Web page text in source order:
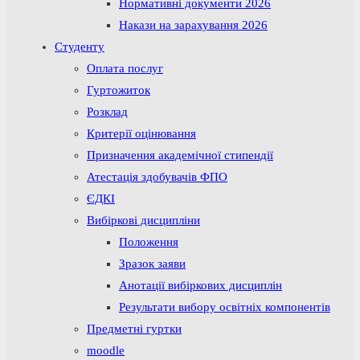
Нормативні документи 2026
Накази на зарахування 2026
Студенту
Оплата послуг
Гуртожиток
Розклад
Критерії оцінювання
Призначення академічної стипендії
Атестація здобувачів ФПО
ЄДКІ
Вибіркові дисципліни
Положення
Зразок заяви
Анотації вибіркових дисциплін
Результати вибору освітніх компонентів
Предметні гуртки
moodle